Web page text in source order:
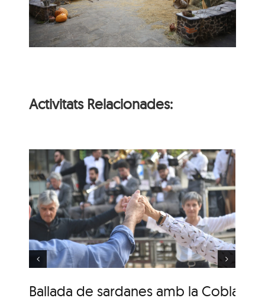
Activitats Relacionades:
Ballada de sardanes amb la Cobla
Ballada de sardanes
amb la Cobla La
Principal de Cassà